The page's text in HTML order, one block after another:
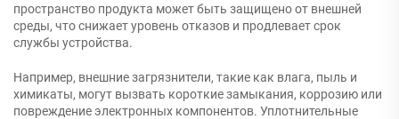
пространство продукта может быть защищено от внешней
среды, что снижает уровень отказов и продлевает срок
службы устройства.
Например, внешние загрязнители, такие как влага, пыль и
химикаты, могут вызвать короткие замыкания, коррозию или
повреждение электронных компонентов. Уплотнительные